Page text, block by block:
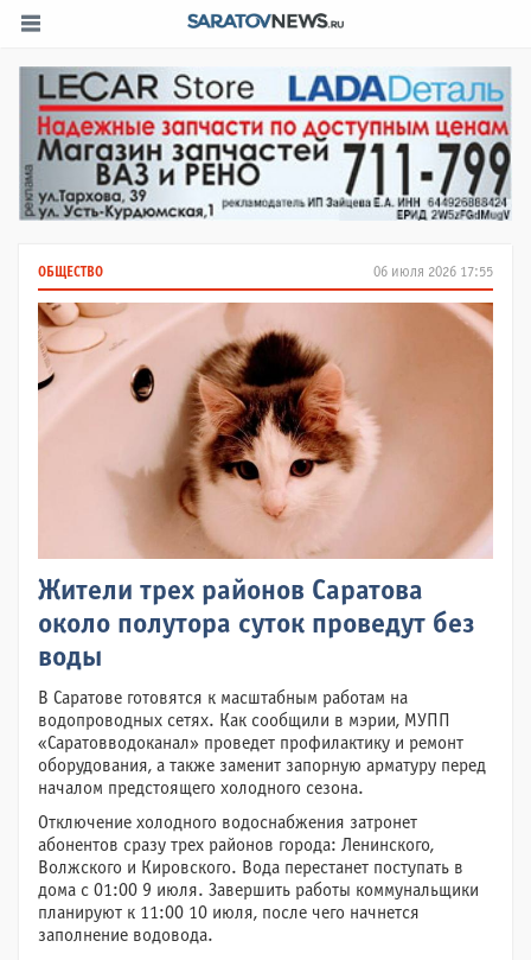
06 июля 2026 17:55
ОБЩЕСТВО
Жители трех районов Саратова
около полутора суток проведут без
воды
В Саратове готовятся к масштабным работам на
водопроводных сетях. Как сообщили в мэрии, МУПП
«Саратовводоканал» проведет профилактику и ремонт
оборудования, а также заменит запорную арматуру перед
началом предстоящего холодного сезона.
Отключение холодного водоснабжения затронет
абонентов сразу трех районов города: Ленинского,
Волжского и Кировского. Вода перестанет поступать в
дома с 01:00 9 июля. Завершить работы коммунальщики
планируют к 11:00 10 июля, после чего начнется
заполнение водовода.